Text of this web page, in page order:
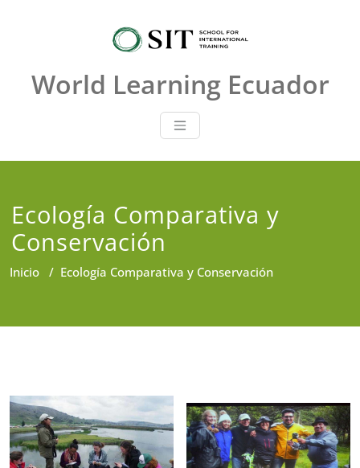
World Learning Ecuador
Ecología Comparativa y
Conservación
Inicio / Ecología Comparativa y Conservación